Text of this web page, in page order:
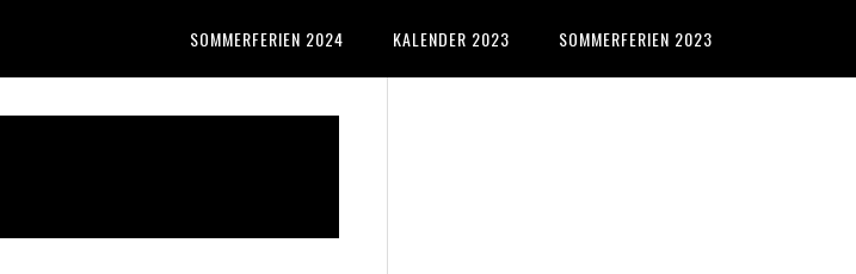
SOMMERFERIEN 2024 KALENDER 2023 SOMMERFERIEN 2023